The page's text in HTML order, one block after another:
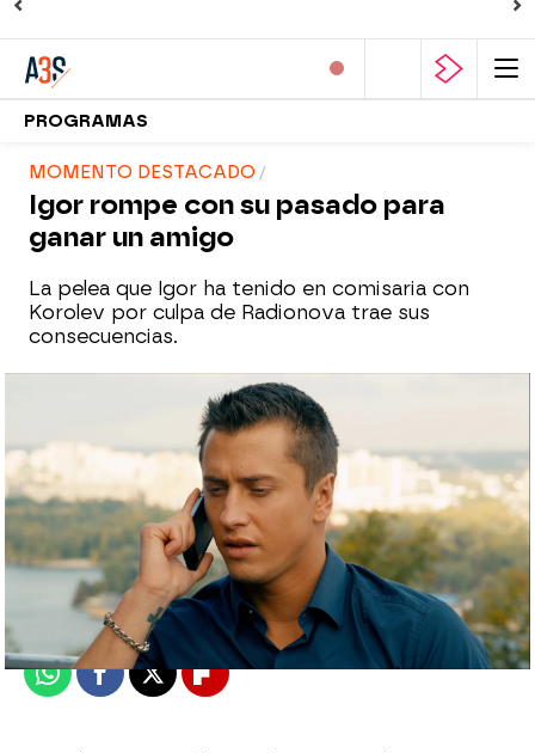
PROGRAMAS
MOMENTO DESTACADO
Igor rompe con su pasado para
ganar un amigo
La pelea que Igor ha tenido en comisaria con
Korolev por culpa de Radionova trae sus
consecuencias.
atreseries
Madrid
Publicado: 04 de agosto de 2021, 23:34
WhatsappFacebook
X Flipboard